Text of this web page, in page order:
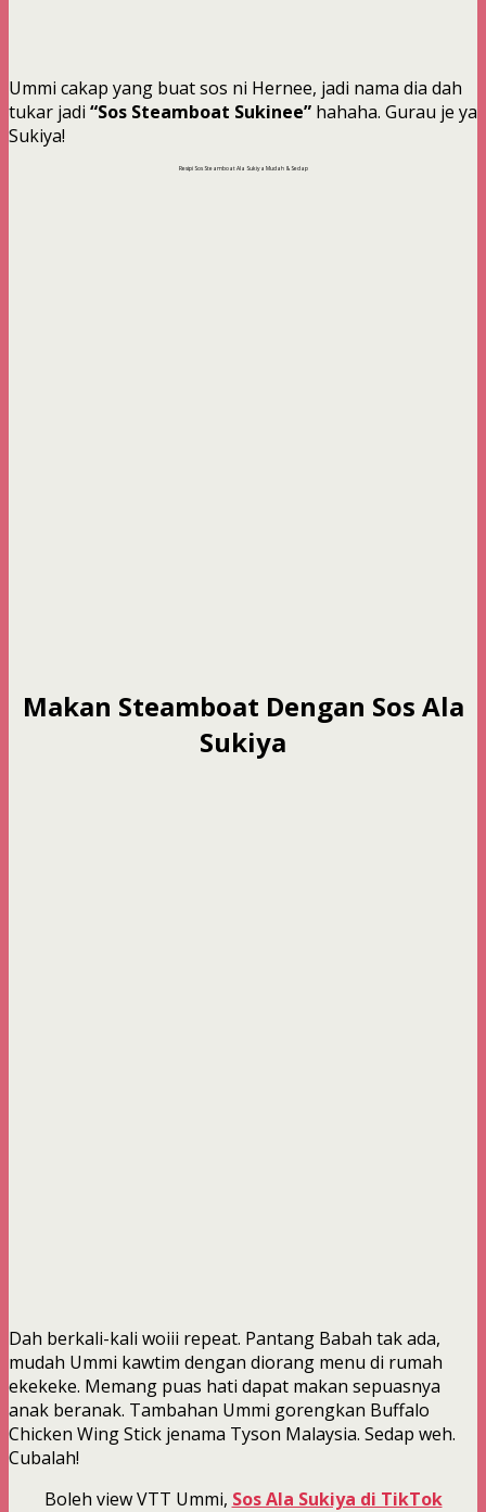
Ummi cakap yang buat sos ni Hernee, jadi nama dia dah
tukar jadi “Sos Steamboat Sukinee” hahaha. Gurau je ya
Sukiya!
Resipi Sos Steamboat Ala Sukiya Mudah & Sedap
Makan Steamboat Dengan Sos Ala
Sukiya
Dah berkali-kali woiii repeat. Pantang Babah tak ada,
mudah Ummi kawtim dengan diorang menu di rumah
ekekeke. Memang puas hati dapat makan sepuasnya
anak beranak. Tambahan Ummi gorengkan Buffalo
Chicken Wing Stick jenama Tyson Malaysia. Sedap weh.
Cubalah!
Boleh view VTT Ummi, Sos Ala Sukiya di TikTok